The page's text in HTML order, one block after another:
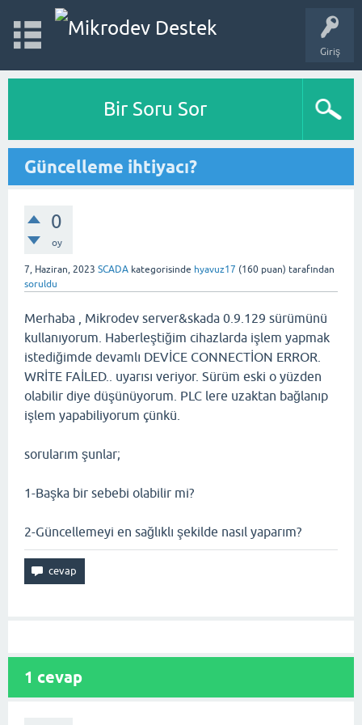
Giriş
Bir Soru Sor
Güncelleme ihtiyacı?
0
oy
7, Haziran, 2023 SCADA kategorisinde hyavuz17 (160 puan) tarafından
soruldu
Merhaba , Mikrodev server&skada 0.9.129 sürümünü
kullanıyorum. Haberleştiğim cihazlarda işlem yapmak
istediğimde devamlı DEVİCE CONNECTİON ERROR.
WRİTE FAİLED.. uyarısı veriyor. Sürüm eski o yüzden
olabilir diye düşünüyorum. PLC lere uzaktan bağlanıp
işlem yapabiliyorum çünkü.
sorularım şunlar;
1-Başka bir sebebi olabilir mi?
2-Güncellemeyi en sağlıklı şekilde nasıl yaparım?
1 cevap